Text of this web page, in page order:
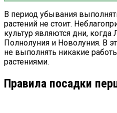
В период убывания
растений не стоит.
культур являются дни, когда
Полнолуния и Новолуния. В
не выполнять никакие
растениями.
Правила посадки